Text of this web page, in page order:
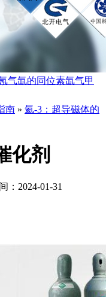
气氙的同位素氙气甲
南 » 氦-3：超导磁体的
化剂
：2024-01-31